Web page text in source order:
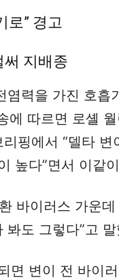
로” 경고
지배종
염력을 가진 호흡
에 따르면 로셸
핑에서 “델타 변
높다”면서 이같
바이러스 가운
봐도 그렇다”고 말
면 변이 전 바이